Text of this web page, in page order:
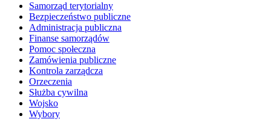
Samorząd terytorialny
Bezpieczeństwo publiczne
Administracja publiczna
Finanse samorządów
Pomoc społeczna
Zamówienia publiczne
Kontrola zarządcza
Orzeczenia
Służba cywilna
Wojsko
Wybory